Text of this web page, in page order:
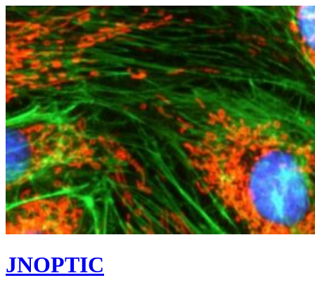
컨
텐
츠
로
건
너
뛰
기
JNOPTIC